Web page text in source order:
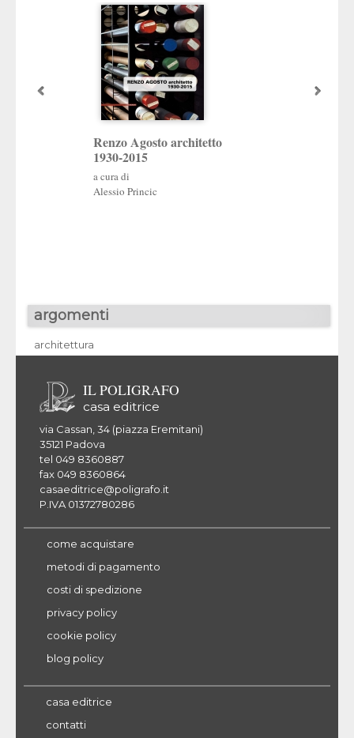
Renzo Agosto architetto
1930-2015
a cura di
Alessio Princic
argomenti
architettura
IL POLIGRAFO
casa editrice
via Cassan, 34 (piazza Eremitani)
35121 Padova
tel 049 8360887
fax 049 8360864
casaeditrice@poligrafo.it
P.IVA 01372780286
come acquistare
metodi di pagamento
costi di spedizione
privacy policy
cookie policy
blog policy
casa editrice
contatti